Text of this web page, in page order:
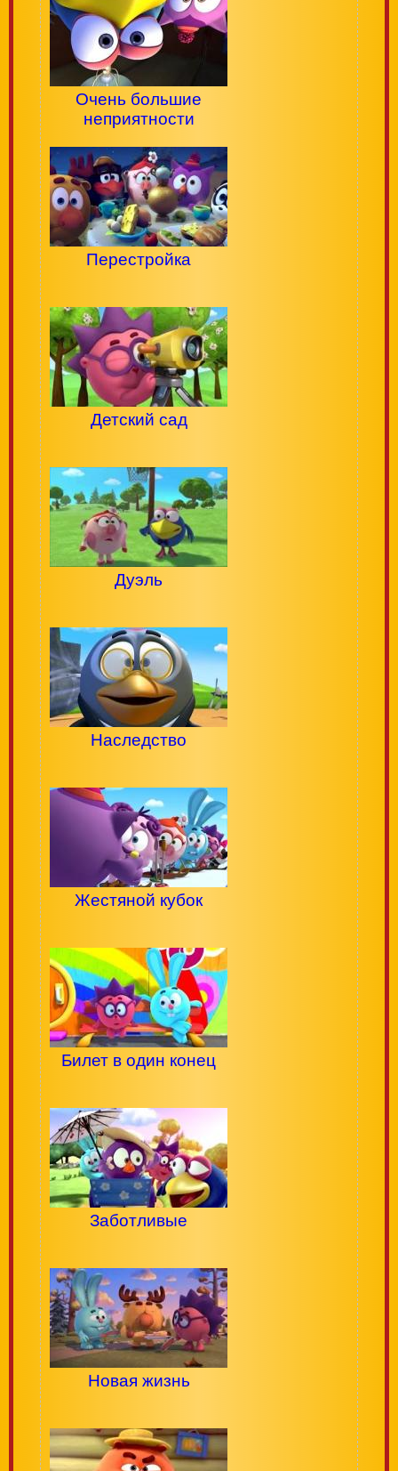
Очень большие
неприятности
Перестройка
Детский сад
Дуэль
Наследство
Жестяной кубок
Билет в один конец
Заботливые
Новая жизнь